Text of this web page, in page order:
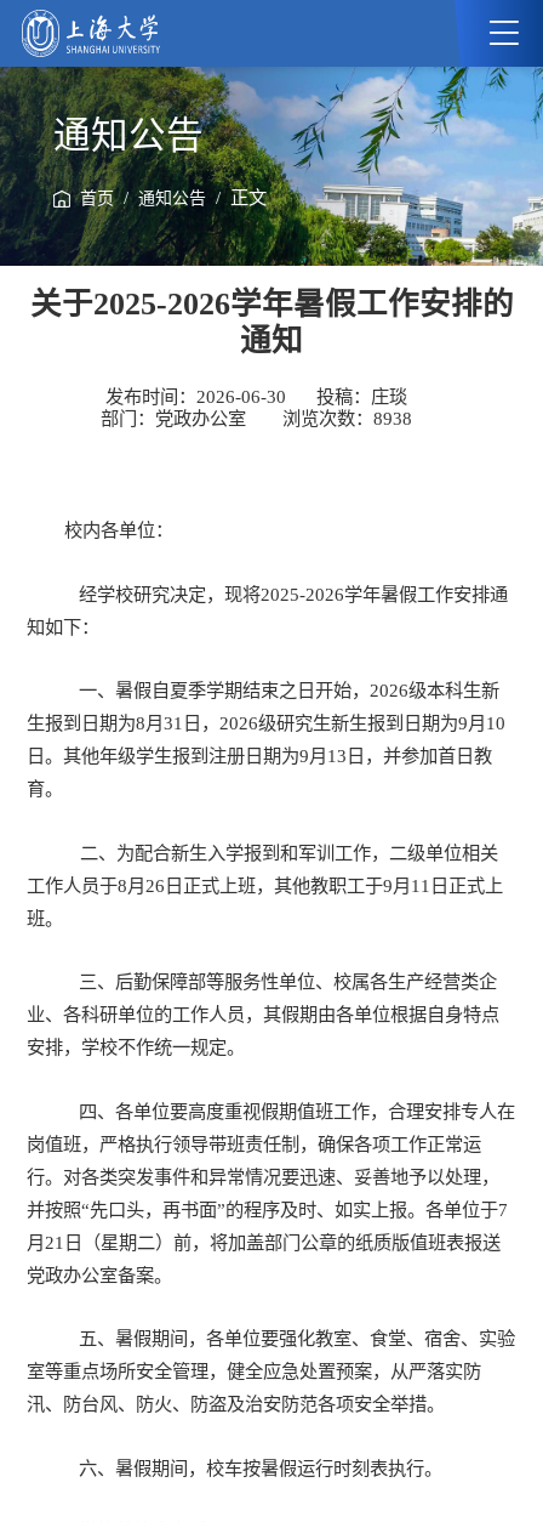
通知公告
首页/通知公告/ 正文
关于2025-2026学年暑假工作安排的
通知
发布时间：2026-06-30
投稿：庄琰
部门：党政办公室
浏览次数： 8938
校内各单位：
经学校研究决定，现将2025-2026学年暑假工作安排通
知如下：
一、暑假自夏季学期结束之日开始，2026级本科生新
生报到日期为8月31日，2026级研究生新生报到日期为9月10
日。其他年级学生报到注册日期为9月13日，并参加首日教
育。
二、为配合新生入学报到和军训工作，
二级单位相关
工作人员于8月26日正式上班，其他教职工于9月 11 日正式上
班。
三、后勤保障部等服务性单位、校属各生产经营类企
业、各科研单位的工作人员，其假期由各单位根据自身特点
安排，学校不作统一规定。
四、各单位要高度重视假期值班工作，合理安排专人在
岗值班，严格执行领导带班责任制，确保各项工作正常运
行。对各类突发事件和异常情况要迅速、妥善地予以处理，
并按照“先口头，再书面”的程序及时、如实上报。各单位于7
月21日（星期二）前，将加盖部门公章的纸质版值班表报送
党政办公室备案。
五、暑假期间，各单位要强化教室、食堂、宿舍、实验
室等重点场所安全管理，健全应急处置预案， 从严落实防
汛、防台风、防火、 防盗及治安防范各项安全举措。
六、暑假期间 ，校车按暑假运行时刻表执行。